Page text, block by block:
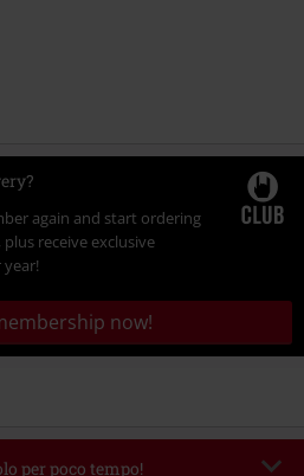
again and start ordering
receive exclusive
year!
now!
per poco tempo!